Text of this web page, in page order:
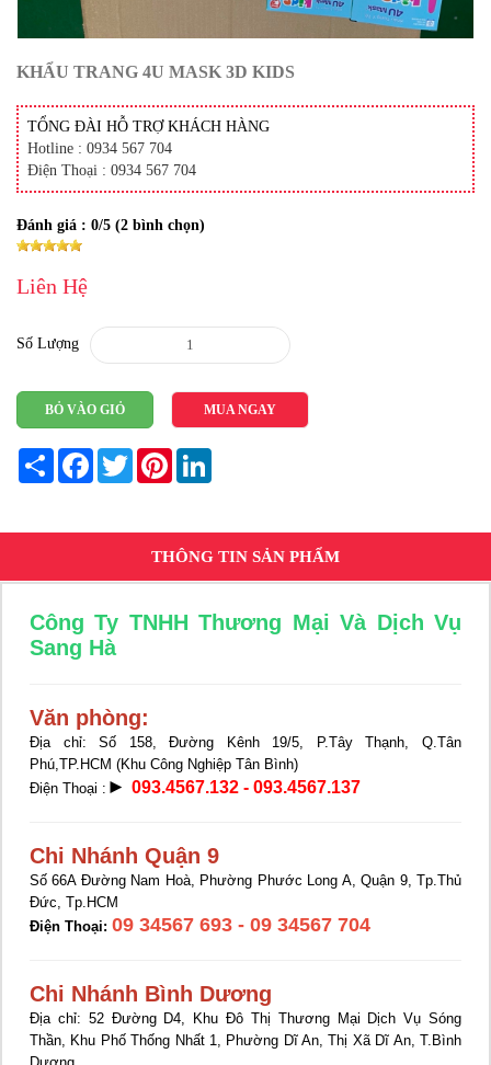
KHẨU TRANG 4U MASK 3D KIDS
TỔNG ĐÀI HỖ TRỢ KHÁCH HÀNG
Hotline : 0934 567 704
Điện Thoại : 0934 567 704
Đánh giá : 0/5 (2 bình chọn)
Liên Hệ
Số Lượng
BỎ VÀO GIỎ MUA NGAY
Share FacebookTwitterPinterest
THÔNG TIN SẢN PHẨM
Công Ty TNHH Thương Mại Và Dịch Vụ
Sang Hà
Văn phòng:
Địa chỉ:Số 158, Đường Kênh 19/5, P.Tây Thạnh, Q.Tân
Phú,TP.HCM (Khu Công Nghiệp Tân Bình)
Điện Thoại : ► 093.4567.132 - 093.4567.137
Chi Nhánh Quận 9
Số 66A Đường Nam Hoà, Phường Phước Long A, Quận 9, Tp.Thủ
Đức, Tp.HCM
Điện Thoại: 09 34567 693 - 09 34567 704
Chi Nhánh Bình Dương
Địa chỉ: 52 Đường D4, Khu Đô Thị Thương Mại Dịch Vụ Sóng
Thần, Khu Phố Thống Nhất 1, Phường Dĩ An, Thị Xã Dĩ An, T.Bình